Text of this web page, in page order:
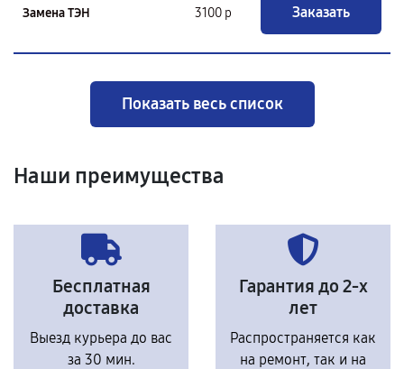
Замена ТЭН 3100 р Заказать
Показать весь список
Наши преимущества
Бесплатная
доставка
Выезд курьера до вас
за 30 мин.
Гарантия до 2-х
лет
Распространяется как
на ремонт, так и на